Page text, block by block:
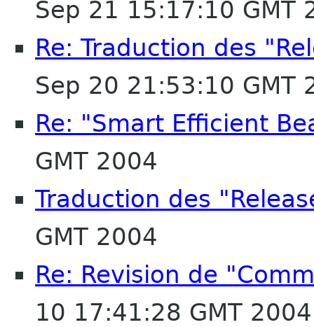
Sep 21 15:17:10 GMT
Re: Traduction des
Sep 20 21:53:10 GMT
Re: "Smart Efficient
GMT 2004
Traduction des
GMT 2004
Re: Revision de
10 17:41:28 GMT 2004